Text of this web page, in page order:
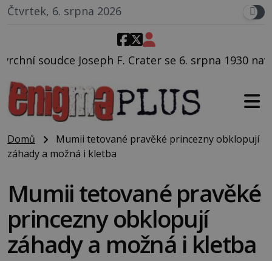
Čtvrtek, 6. srpna 2026
Crater se 6. srpna 1930 navečeří ve své
Domů
Mumii tetované pravěké princezny obklopují
záhady a možná i kletba
Mumii tetované pravěké
princezny obklopují
záhady a možná i kletba